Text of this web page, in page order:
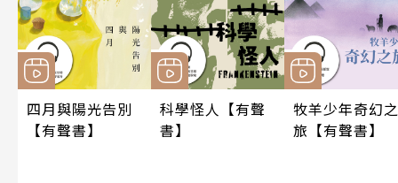
四月與陽光告別
【有聲書】
科學怪人【有聲
書】
牧羊少年奇幻之
旅【有聲書】